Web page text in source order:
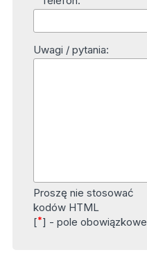
Uwagi / pytania:
Proszę nie stosować
kodów HTML
[*] - pole obowiązkowe